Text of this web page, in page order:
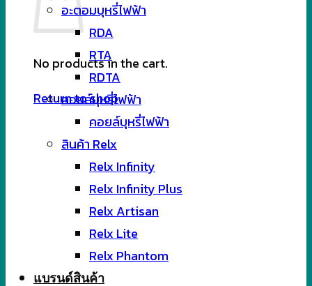
No products in the cart.
Return to shop
อะตอมบุหรี่ไฟฟ้า
RDA
RTA
RDTA
คอยล์บุหรี่ไฟฟ้า
คอยล์บุหรี่ไฟฟ้า
สินค้า Relx
Relx Infinity
Relx Infinity Plus
Relx Artisan
Relx Lite
Relx Phantom
แบรนด์สินค้า